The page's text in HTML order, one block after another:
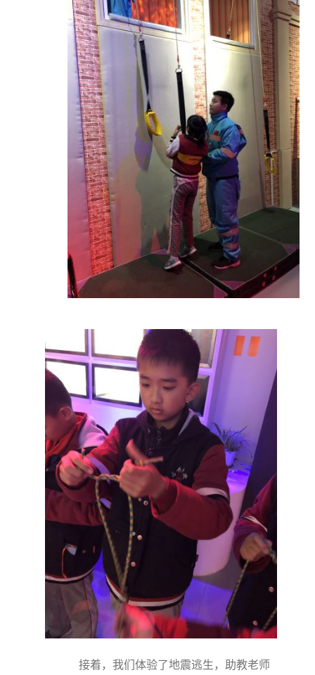
接着，我们体验了地震逃生，助教老师